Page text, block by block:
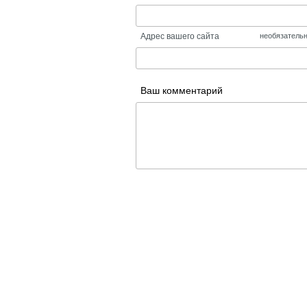
Адрес вашего сайта
Ваш комментарий